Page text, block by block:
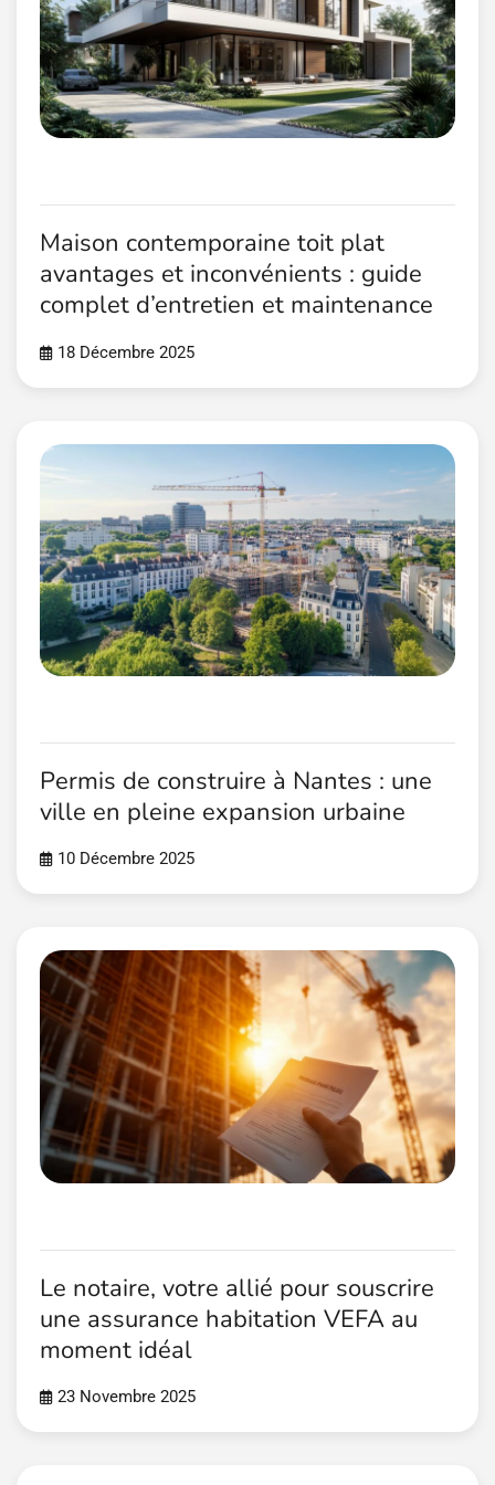
Maison contemporaine toit plat
avantages et inconvénients : guide
complet d’entretien et maintenance
18 Décembre 2025
Permis de construire à Nantes : une
ville en pleine expansion urbaine
10 Décembre 2025
Le notaire, votre allié pour souscrire
une assurance habitation VEFA au
moment idéal
23 Novembre 2025